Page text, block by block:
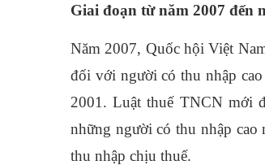
Giai đoạn từ năm 2007 đến
Năm 2007, Quốc hội Việt
đối với người có thu nhập
2001. Luật thuế TNCN mới
những người có thu nhập cao
thu nhập chịu thuế.